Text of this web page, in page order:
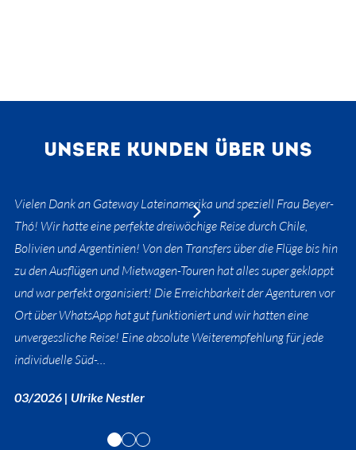
UNSERE KUNDEN ÜBER UNS
Vielen Dank an Gateway Lateinamerika und speziell Frau Beyer-
Thó! Wir hatte eine perfekte dreiwöchige Reise durch Chile,
Bolivien und Argentinien! Von den Transfers über die Flüge bis hin
zu den Ausflügen und Mietwagen-Touren hat alles super geklappt
und war perfekt organisiert! Die Erreichbarkeit der Agenturen vor
Ort über WhatsApp hat gut funktioniert und wir hatten eine
unvergessliche Reise! Eine absolute Weiterempfehlung für jede
individuelle Süd-…
03/2026 | Ulrike Nestler